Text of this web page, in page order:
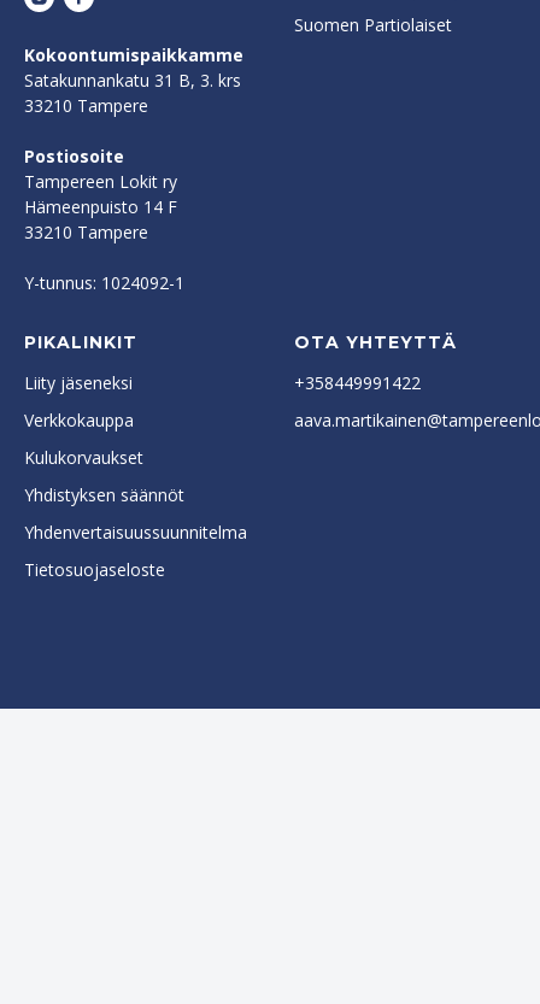
Kokoontumispaikkamme
Satakunnankatu 31 B, 3. krs
33210 Tampere
Postiosoite
Tampereen Lokit ry
Hämeenpuisto 14 F
33210 Tampere
Y-tunnus: 1024092-1
Suomen Partiolaiset
PIKALINKIT
Liity jäseneksi
Verkkokauppa
Kulukorvaukset
Yhdistyksen säännöt
Yhdenvertaisuussuunnitelma
Tietosuojaseloste
OTA YHTEYTTÄ
+358449991422